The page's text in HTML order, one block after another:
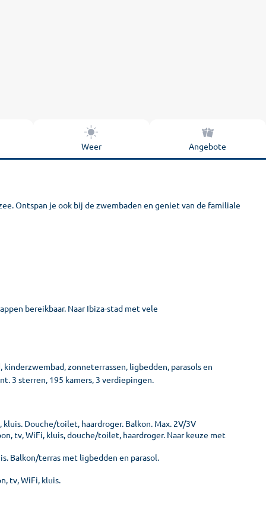
Weer Angebote
Ontspan je ook bij de zwembaden en geniet van de familiale
bereikbaar. Naar Ibiza-stad met vele
zonneterrassen, ligbedden, parasols en
3 sterren, 195 kamers, 3 verdiepingen.
Douche/toilet, haardroger. Balkon. Max. 2V/3V
tv, WiFi, kluis, douche/toilet, haardroger. Naar keuze met
Balkon/terras met ligbedden en parasol.
tv, WiFi, kluis.